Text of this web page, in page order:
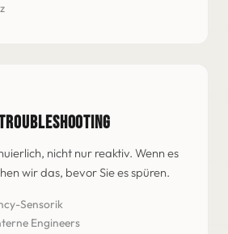
nicht nur reaktiv. Wenn es
wir das, bevor Sie es spüren.
Sensorik
Engineers